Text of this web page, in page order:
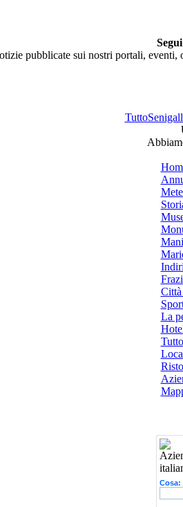
pubblicate sui nostri portali,
Città
La
Cosa: